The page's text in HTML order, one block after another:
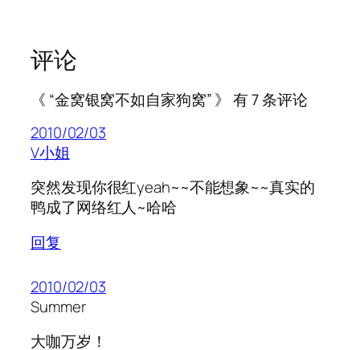
评论
《 “金窝银窝不如自家狗窝” 》 有 7 条评论
2010/02/03
V小姐
突然发现你很红yeah~~不能想象~~真实的
鸭成了网络红人~哈哈
回复
2010/02/03
Summer
大咖万岁！